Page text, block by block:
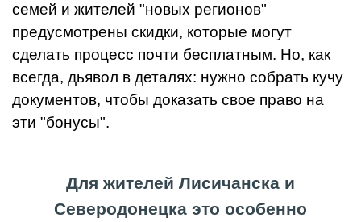
семей и жителей "новых регионов"
предусмотрены скидки, которые могут
сделать процесс почти бесплатным. Но, как
всегда, дьявол в деталях: нужно собрать кучу
документов, чтобы доказать свое право на
эти "бонусы".
Для жителей Лисичанска и
Северодонецка это особенно